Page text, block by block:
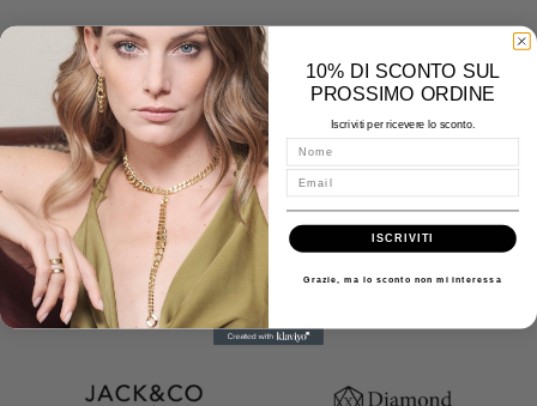
10% DI SCONTO SUL
PROSSIMO ORDINE
Iscriviti per ricevere lo sconto.
Nome
Email
ISCRIVITI
Grazie, ma lo sconto non mi interessa